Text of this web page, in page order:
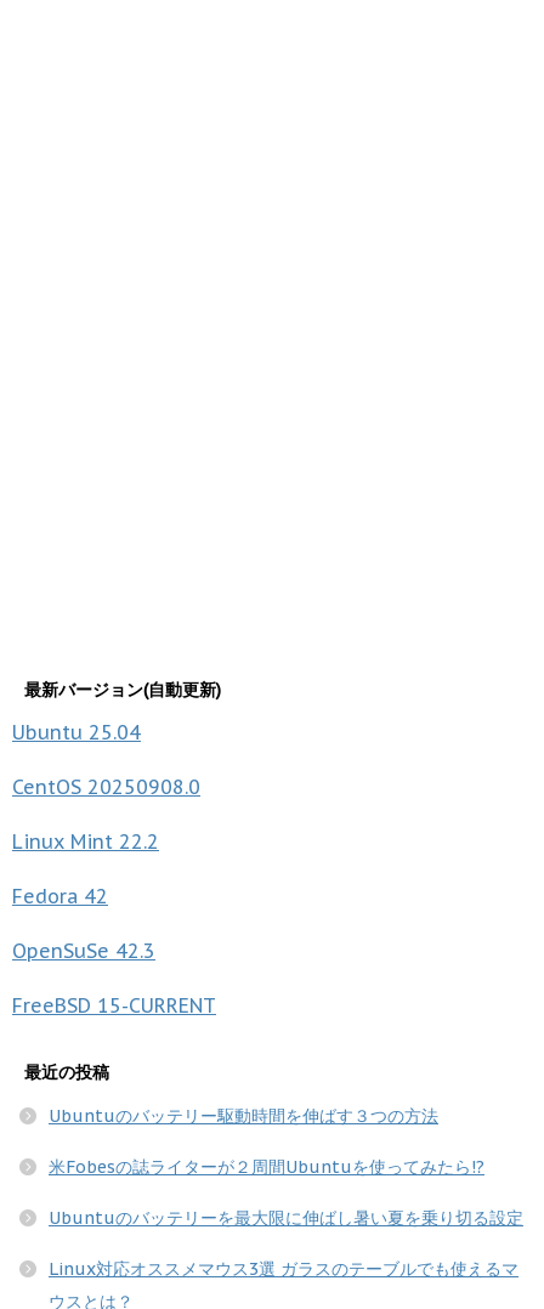
最新バージョン(自動更新)
Ubuntu 25.04
CentOS 20250908.0
Linux Mint 22.2
Fedora 42
OpenSuSe 42.3
FreeBSD 15-CURRENT
最近の投稿
Ubuntuのバッテリー駆動時間を伸ばす３つの方法
米Fobesの誌ライターが２周間Ubuntuを使ってみたら!?
Ubuntuのバッテリーを最大限に伸ばし暑い夏を乗り切る設定
Linux対応オススメマウス3選 ガラスのテーブルでも使えるマ
ウスとは？